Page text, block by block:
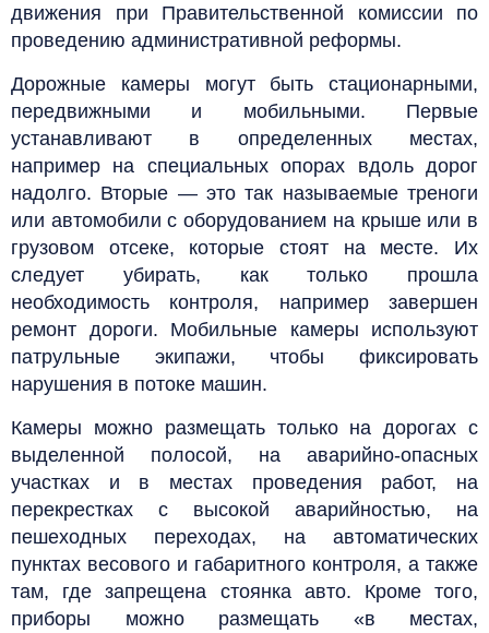
движения при Правительственной комиссии по
проведению административной реформы.
Дорожные камеры могут быть стационарными,
передвижными и мобильными. Первые
устанавливают в определенных местах,
например на специальных опорах вдоль дорог
надолго. Вторые — это так называемые треноги
или автомобили с оборудованием на крыше или в
грузовом отсеке, которые стоят на месте. Их
следует убирать, как только прошла
необходимость контроля, например завершен
ремонт дороги. Мобильные камеры используют
патрульные экипажи, чтобы фиксировать
нарушения в потоке машин.
Камеры можно размещать только на дорогах с
выделенной полосой, на аварийно-опасных
участках и в местах проведения работ, на
перекрестках с высокой аварийностью, на
пешеходных переходах, на автоматических
пунктах весового и габаритного контроля, а также
там, где запрещена стоянка авто. Кроме того,
приборы можно размещать «в местах,